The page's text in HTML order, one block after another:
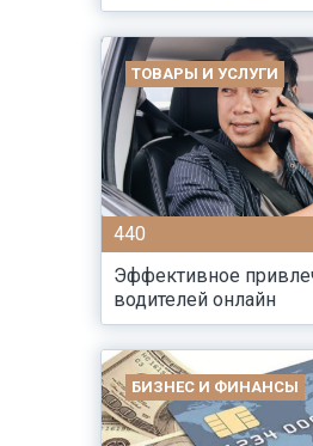
ТОВАРЫ И УСЛУГИ
440
Эффективное
водителей онлайн
БИЗНЕС И ФИНАНСЫ